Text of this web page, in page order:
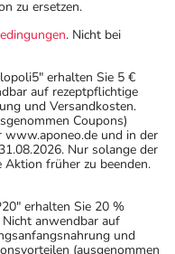
zu ersetzen.
. Nicht bei
erhalten Sie 5 €
auf rezeptpflichtige
und Versandkosten.
Coupons)
und in der
Nur solange der
früher zu beenden.
erhalten Sie 20 %
anwendbar auf
und
(ausgenommen